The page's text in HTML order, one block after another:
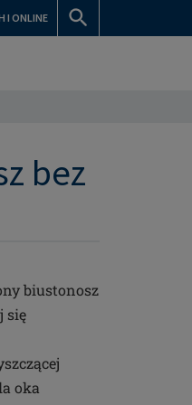
I ONLINE
bez
biustonosz
się
oka